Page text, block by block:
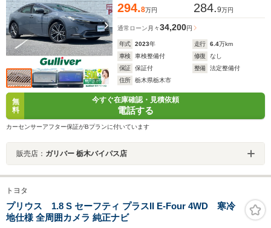
294.8万円 284.9万円
通常ローン 月々34,200円
年式 2023年 走行 6.4万km
車検
車検整備付 修復
なし
保証
保証付 整備
法定整備付
住所
栃木県栃木市
無
料
今すぐ在庫確認・見積依頼
電話する
カーセンサーアフター保証がBプランに付いています
販売店： ガリバー 栃木バイパス店
トヨタ
プリウス 1.8 S セーフティ プラスII E-Four 4WD 寒冷
地仕様 全周囲カメラ 純正ナビ